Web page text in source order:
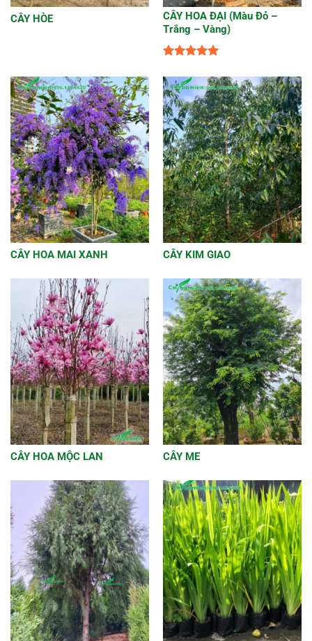
CÂY HÒE
CÂY HOA ĐẠI (Màu Đỏ –
Trắng – Vàng)
hạng55
sao
CÂY HOA MAI XANH CÂY KIM GIAO
CÂY HOA MỘC LAN CÂY ME